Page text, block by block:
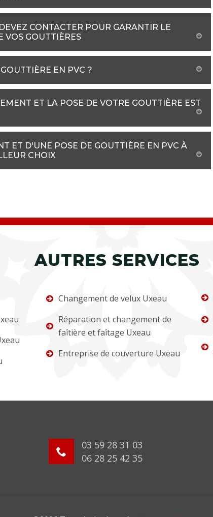
CONTACTER POUR GARANTIR LE
VOS GOUTTIÈRES
EN PVC ?
ET LA POSE DE VOTRE GOUTTIÈRE EST
ET D'UNE POSE DE GOUTTIÈRE EN PVC À
CHOIX
AUTRES SERVICES
Changement de velux Uxeau
Réparation et changement de
faîtière et faîtage Uxeau
Entreprise de couverture Uxeau
03 59 28 31 03
06 28 25 42 35